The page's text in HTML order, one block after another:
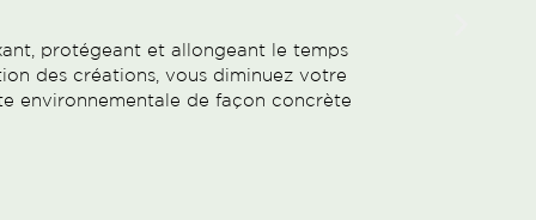
grâce aux panneaux solaires qui
l’ensemble des ateliers de leur énergie
verte